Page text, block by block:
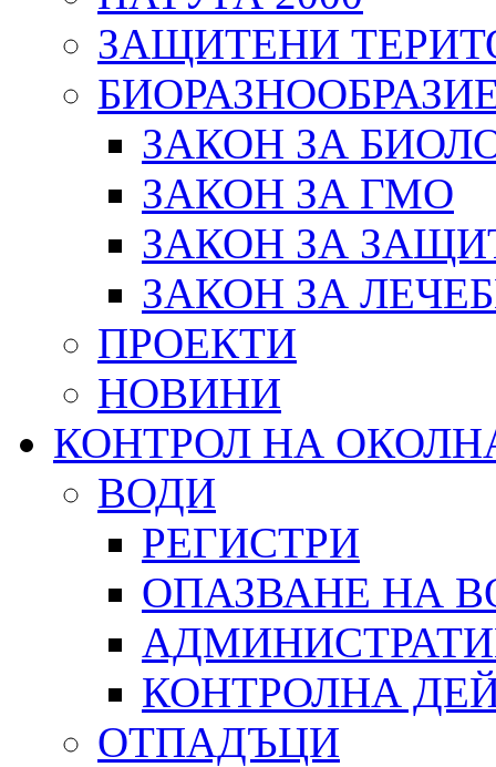
ЗАЩИТЕНИ
ЗАКОН ЗА
ЗАКОН ЗА ГМО
ЗАКОН ЗА
ЗАКОН ЗА
ПРОЕКТИ
НОВИНИ
КОНТРОЛ НА
ВОДИ
РЕГИСТРИ
ОПАЗВАНЕ НА
КОНТРОЛНА
ОТПАДЪЦИ